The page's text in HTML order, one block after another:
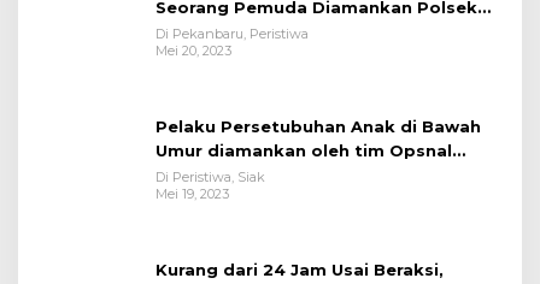
Seorang Pemuda Diamankan Polsek
Bukit Raya
Di Pekanbaru, Peristiwa
Mei 20, 2023
Pelaku Persetubuhan Anak di Bawah
Umur diamankan oleh tim Opsnal
Polsek Tualang-Polres Siak-Polda Riau
Di Peristiwa, Siak
Mei 19, 2023
Kurang dari 24 Jam Usai Beraksi,